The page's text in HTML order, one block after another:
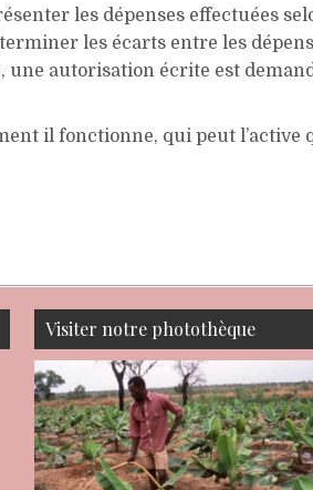
les dépenses effectuées
les écarts entre les
une autorisation écrite est
il fonctionne, qui peut l’active
Visiter notre photothèque